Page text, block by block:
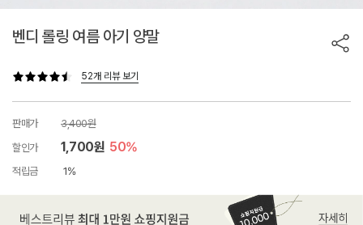
벤디 롤링 여름 아기 양말
52개 리뷰 보기
판매가
3,400원
할인가
1,700원 50%
적립금 1%